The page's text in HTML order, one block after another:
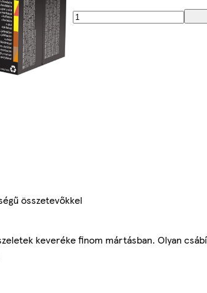
összetevőkkel
keveréke finom mártásban. Olyan